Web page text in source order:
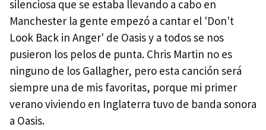
silenciosa que se estaba llevando a cabo en
Manchester la gente empezó a cantar el 'Don't
Look Back in Anger' de Oasis y a todos se nos
pusieron los pelos de punta. Chris Martin no es
ninguno de los Gallagher, pero esta canción será
siempre una de mis favoritas, porque mi primer
verano viviendo en Inglaterra tuvo de banda sonora
a Oasis.